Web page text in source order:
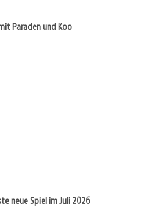
Paraden und Koo
neue Spiel im Juli 2026